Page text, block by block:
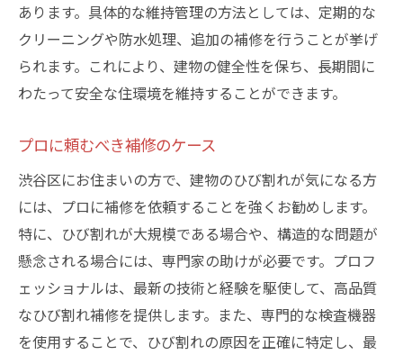
あります。具体的な維持管理の方法としては、定期的な
クリーニングや防水処理、追加の補修を行うことが挙げ
られます。これにより、建物の健全性を保ち、長期間に
わたって安全な住環境を維持することができます。
プロに頼むべき補修のケース
渋谷区にお住まいの方で、建物のひび割れが気になる方
には、プロに補修を依頼することを強くお勧めします。
特に、ひび割れが大規模である場合や、構造的な問題が
懸念される場合には、専門家の助けが必要です。プロフ
ェッショナルは、最新の技術と経験を駆使して、高品質
なひび割れ補修を提供します。また、専門的な検査機器
を使用することで、ひび割れの原因を正確に特定し、最